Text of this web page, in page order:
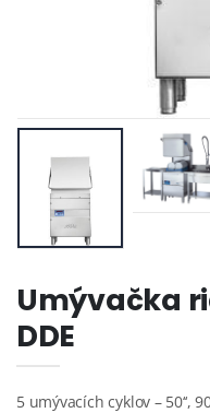
Umývačka
DDE
5 umývacích cyklov – 50‘‘,